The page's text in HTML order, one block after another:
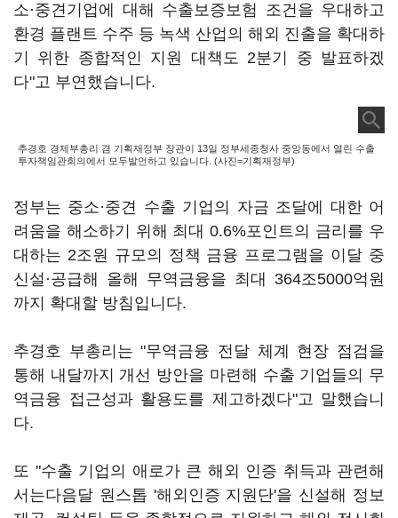
소·중견기업에 대해 수출보증보험 조건을 우대하고
환경 플랜트 수주 등 녹색 산업의 해외 진출을 확대하
기 위한 종합적인 지원 대책도 2분기 중 발표하겠
다"고 부연했습니다.
추경호 경제부총리 겸 기획재정부 장관이 13일 정부세종청사 중앙동에서 열린 수출
투자책임관회의에서 모두발언하고 있습니다. (사진=기획재정부)
정부는 중소·중견 수출 기업의 자금 조달에 대한 어
려움을 해소하기 위해 최대 0.6%포인트의 금리를 우
대하는 2조원 규모의 정책 금융 프로그램을 이달 중
신설·공급해 올해 무역금융을 최대 364조5000억원
까지 확대할 방침입니다.
추경호 부총리는 "무역금융 전달 체계 현장 점검을
통해 내달까지 개선 방안을 마련해 수출 기업들의 무
역금융 접근성과 활용도를 제고하겠다"고 말했습니
다.
또 "수출 기업의 애로가 큰 해외 인증 취득과 관련해
서는다음달 원스톱 '해외인증 지원단'을 신설해 정보